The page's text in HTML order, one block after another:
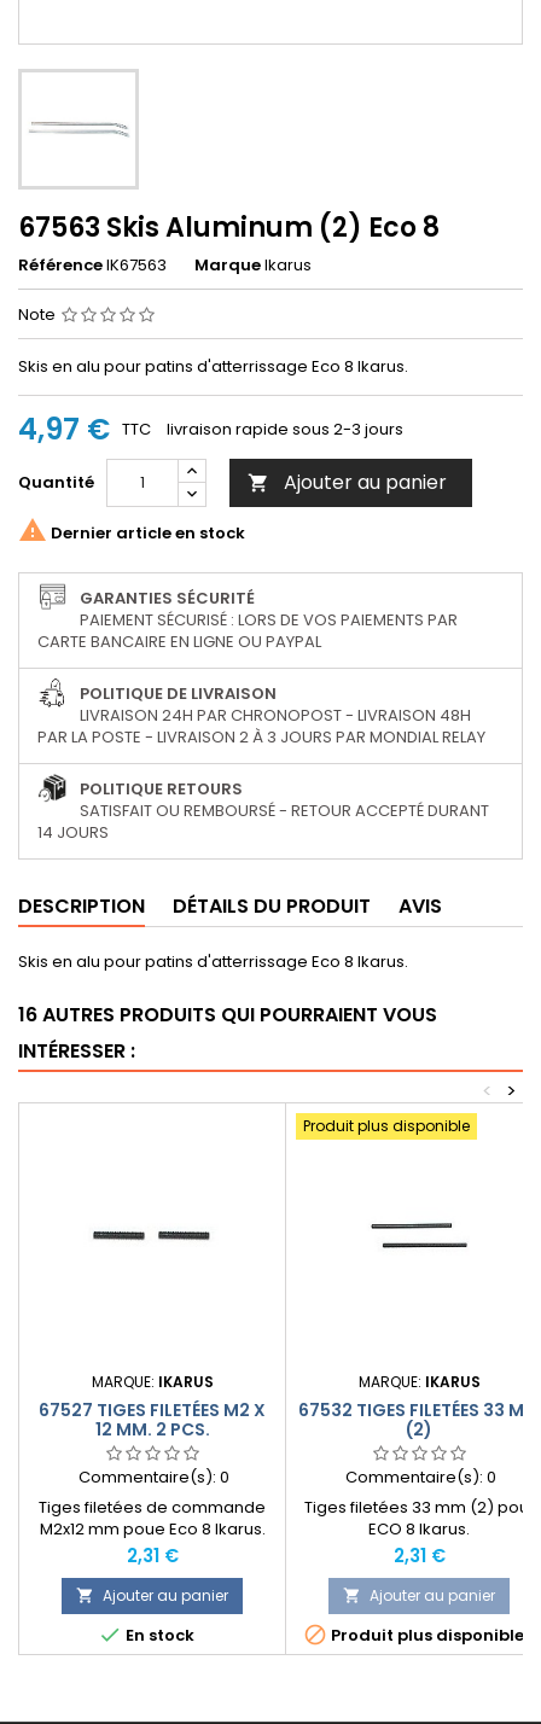
67563 Skis Aluminum (2) Eco 8
RéférenceIK67563 MarqueIkarus
Note
Skis en alu pour patins d'atterrissage Eco 8 Ikarus.
4,97 € TTC livraison rapide sous 2-3 jours
Quantité  Ajouter au panier
 Dernier article en stock
GARANTIES SÉCURITÉ
PAIEMENT SÉCURISÉ : LORS DE VOS PAIEMENTS PAR
CARTE BANCAIRE EN LIGNE OU PAYPAL
POLITIQUE DE LIVRAISON
LIVRAISON 24H PAR CHRONOPOST - LIVRAISON 48H
PAR LA POSTE - LIVRAISON 2 À 3 JOURS PAR MONDIAL RELAY
POLITIQUE RETOURS
SATISFAIT OU REMBOURSÉ - RETOUR ACCEPTÉ DURANT
14 JOURS
DESCRIPTION DÉTAILS DU PRODUIT AVIS
Skis en alu pour patins d'atterrissage Eco 8 Ikarus.
16 AUTRES PRODUITS QUI POURRAIENT VOUS
INTÉRESSER :
>
<
MARQUE: IKARUS
67527 TIGES FILETÉES M2 X
12 MM. 2 PCS.
Commentaire(s): 0
Tiges filetées de commande
M2x12 mm poue Eco 8 Ikarus.
Prix
2,31 €
 Ajouter au panier
 En stock
Produit plus disponible
MARQUE: IKARUS
67532 TIGES FILETÉES 33 MM
(2)
Commentaire(s): 0
Tiges filetées 33 mm (2) pour
ECO 8 Ikarus.
Prix
2,31 €
 Ajouter au panier
 Produit plus disponible